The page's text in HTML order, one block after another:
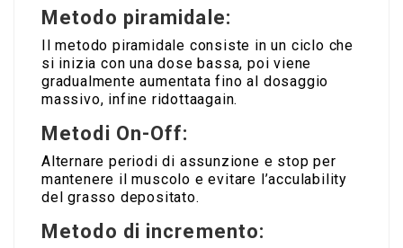
Metodo piramidale:
Il metodo piramidale consiste in un ciclo che
si inizia con una dose bassa, poi viene
gradualmente aumentata fino al dosaggio
massivo, infine ridottaagain.
Metodi On-Off:
Alternare periodi di assunzione e stop per
mantenere il muscolo e evitare l’acculability
del grasso depositato.
Metodo di incremento: